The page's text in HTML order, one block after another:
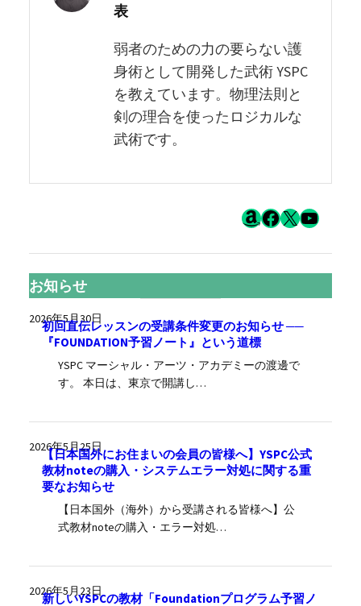
表
弱者のための力の要らない護
身術として開発した武術 YSPC
を教えています。物理法則と
剣の理合を使ったロジカルな
武術です。
Amazon
Facebook
X
お知らせ
2026年5月30日
初回直伝レッスンの受講条件変更のお知らせ ──
『FOUNDATION予習ノート』という道標
YSPC マーシャル・アーツ・アカデミーの渡邊で
す。 本日は、東京で開講し…
2026年5月25日
【日本国外にお住まいの会員の皆様へ】YSPC公式
教材noteの購入・システムエラー対処に関する重
要なお知らせ
【日本国外（海外）から受講される皆様へ】公
式教材noteの購入・エラー対処…
2026年5月23日
新しいYSPCの教材「Foundationプログラム予習ノ